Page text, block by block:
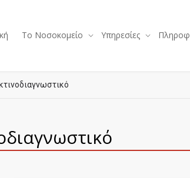
Το Νοσοκομείο Υπηρεσίες